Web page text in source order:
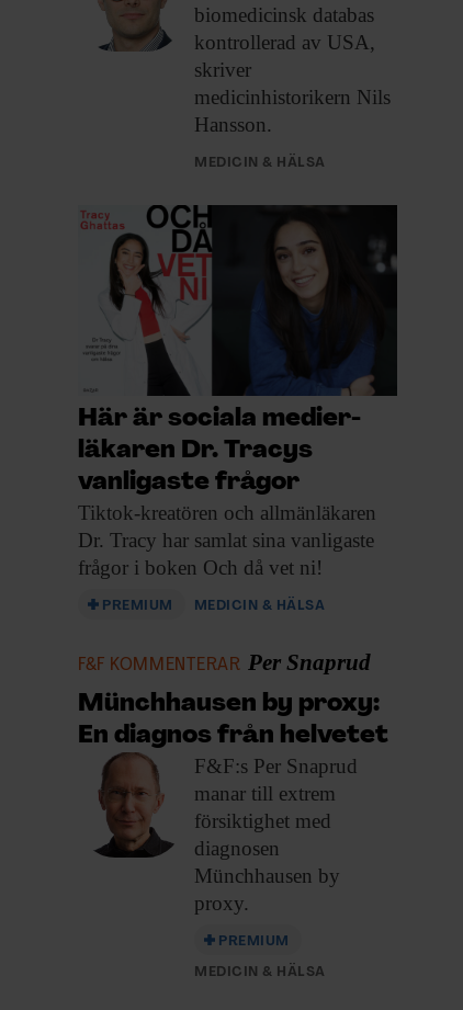
biomedicinsk databas
kontrollerad av USA,
skriver
medicinhistorikern Nils
Hansson.
MEDICIN & HÄLSA
Här är sociala medier-
läkaren Dr. Tracys
vanligaste frågor
Tiktok-kreatören och allmänläkaren
Dr. Tracy har samlat sina vanligaste
frågor i boken Och då vet ni!
PREMIUM MEDICIN & HÄLSA
F&F KOMMENTERAR Per Snaprud
Münchhausen by proxy:
En diagnos från helvetet
F&F:s Per Snaprud
manar till extrem
försiktighet med
diagnosen
Münchhausen by
proxy.
PREMIUM
MEDICIN & HÄLSA